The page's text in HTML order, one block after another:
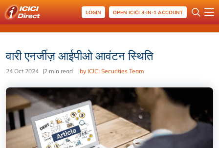
LOGIN OPEN ICICI 3-IN-1 ACCOUNT
वारी एनर्जीज़ आईपीओ आवंटन स्थिति
24 Oct 2024 |2 min read |by ICICI Securities Team